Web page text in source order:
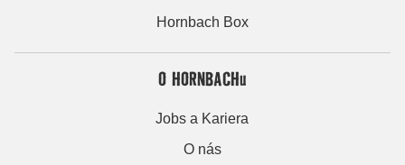
Hornbach Box
O HORNBACHu
Jobs a Kariera
O nás